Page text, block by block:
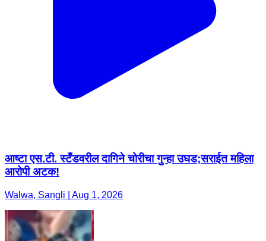
आष्टा एस.टी. स्टँडवरील दागिने चोरीचा गुन्हा उघड;सराईत महिला
आरोपी अटक!
Walwa, Sangli | Aug 1, 2026